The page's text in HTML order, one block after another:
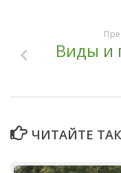
Виды и
ЧИТАЙТЕ